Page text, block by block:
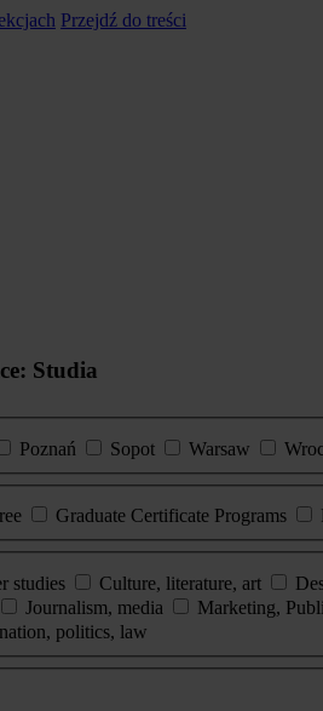
Przejdź do treści
Studia
Poznań Sopot Warsaw
Graduate Certificate Programs
studies Culture, literature, art
Journalism, media Marketing,
politics, law